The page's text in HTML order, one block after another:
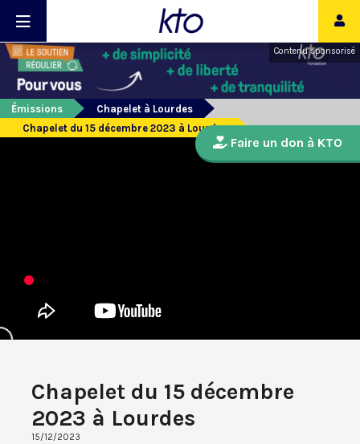
Contenu sponsorisé
Émissions
Chapelet à Lourdes
Chapelet du 15 décembre 2023 à Lourdes
Chapelet du 15 décembre
2023 à Lourdes
15/12/2023
Faire un don à KTO